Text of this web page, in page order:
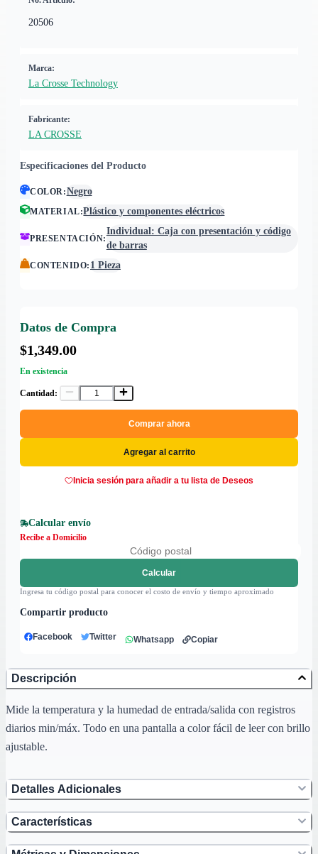
20506
Marca:
La Crosse Technology
Fabricante:
LA CROSSE
Especificaciones del Producto
COLOR:Negro
MATERIAL:Plástico y componentes eléctricos
PRESENTACIÓN:
Individual: Caja con presentación y código
de barras
CONTENIDO: 1 Pieza
Datos de Compra
$1,349.00
En existencia
Cantidad:
Comprar ahora
Agregar al carrito
Inicia sesión para añadir a tu lista de Deseos
Calcular envío
Recibe a Domicilio
Calcular
Ingresa tu código postal para conocer el costo de envío y tiempo aproximado
Compartir producto
Facebook Twitter Whatsapp Copiar
Descripción
Mide la temperatura y la humedad de entrada/salida con registros
diarios min/máx. Todo en una pantalla a color fácil de leer con brillo
ajustable.
Detalles Adicionales
Características